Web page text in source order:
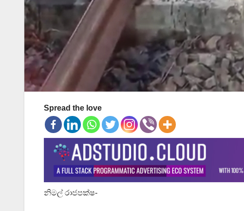
Spread the love
නිමල් රාජපක්ෂ-